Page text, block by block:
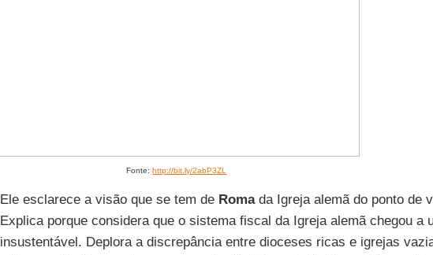
Fonte:http://bit.ly/2abP3ZL
Ele esclarece a visão que se tem de Romada Igreja alemã do ponto de
Explica porque considera que o sistema fiscal da Igreja alemã chegou a
insustentável. Deplora a discrepância entre dioceses ricas e igrejas